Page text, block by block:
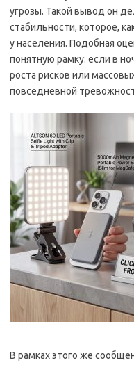
угрозы. Такой вывод он
стабильности, которое,
у населения. Подобная
понятную рамку: если в
роста рисков или
повседневной
В рамках этого же